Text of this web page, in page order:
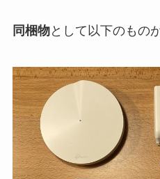
同梱物として以下のもの